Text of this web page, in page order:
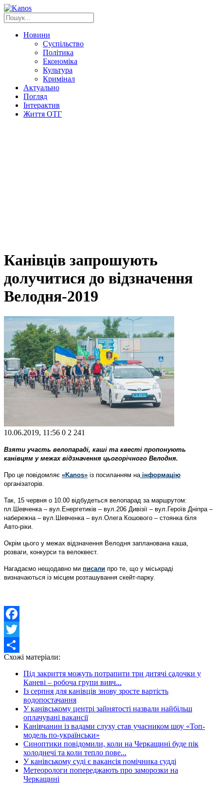
Новини
Суспільство
Політика
Економіка
Культура
Кримінал
Актуально
Погляд
Інтерактив
Життя ОТГ
Канівців запрошують
долучитися до відзначення
Велодня-2019
10.06.2019, 11:56 0 2 241
Взяти участь велопараді, каші та квесті пропонують
канівцям у межах відзначення цьогорічного Велодня.
Про це повідомляє «Kanos» із посиланням на інформацію
організаторів.
Так, 15 червня о 10.00 відбудеться велопарад за маршрутом:
пл.Шевченка – вул.Енергетиків – вул.206 Дивізії – вул.Героїв Дніпра –
набережна – вул.Шевченка – вул.Олега Кошового – стоянка біля
Авто-ріки.
Окрім цього у межах відзначення Велодня запланована каша,
розваги, конкурси та велоквест.
Нагадаємо нещодавно ми писали про те, що у міськраді
визначаються із місцем розташування скейт-парку.
Facebook
Twitter
Share
Схожі матеріали:
Під закриття можуть потрапити три дитячі садочки у
Каневі – робоча групи вивч...
Із серпня для канівців знову зросте вартість
водопостачання
У канівському центрі зайнятості назвали найбільш
оплачувані вакансії
Канівчанин із вадами слуху став учасником шоу «Топ-
модель по-українськи»
Синоптики повідомили, коли на Черкащині буде пік
холоднечі та коли тепло пове...
У канівському суді є вакансія помічника судді
Метеорологи попереджають про заморозки на
Черкащині